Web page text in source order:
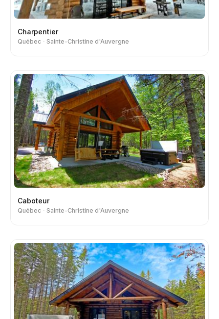
Charpentier
Québec Sainte-Christine d'Auvergne
Caboteur
Québec Sainte-Christine d'Auvergne